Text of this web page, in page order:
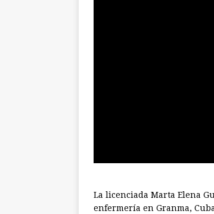
La licenciada Marta Elena
enfermería en Granma,